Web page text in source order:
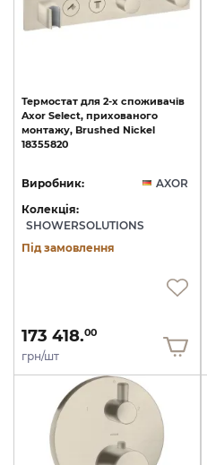
Термостат для 2-х споживачів
Axor Select, прихованого
монтажу, Brushed Nickel
18355820
Виробник:
AXOR
Колекція:
SHOWERSOLUTIONS
Під замовлення
173 418.00
грн/шт